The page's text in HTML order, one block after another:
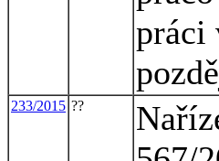
práci
233/2015 ??